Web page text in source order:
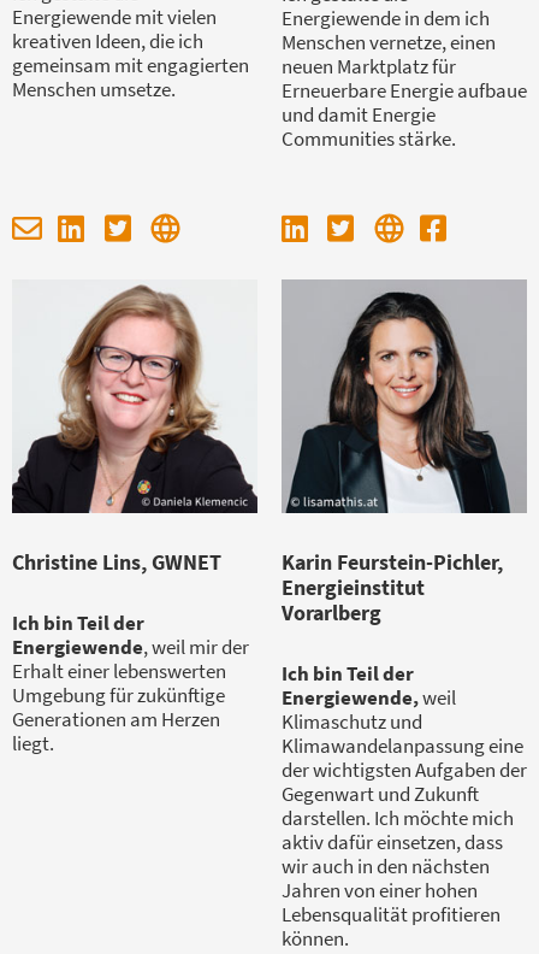
Energiewende mit vielen
kreativen Ideen, die ich
gemeinsam mit engagierten
Menschen umsetze.
Energiewende in dem ich
Menschen vernetze, einen
neuen Marktplatz für
Erneuerbare Energie aufbaue
und damit Energie
Communities stärke.
Christine Lins, GWNET
Ich bin Teil der
Energiewende, weil mir der
Erhalt einer lebenswerten
Umgebung für zukünftige
Generationen am Herzen
liegt.
Karin Feurstein-Pichler,
Energieinstitut
Vorarlberg
Ich bin Teil der
Energiewende,weil
Klimaschutz und
Klimawandelanpassung eine
der wichtigsten Aufgaben der
Gegenwart und Zukunft
darstellen. Ich möchte mich
aktiv dafür einsetzen, dass
wir auch in den nächsten
Jahren von einer hohen
Lebensqualität profitieren
können.